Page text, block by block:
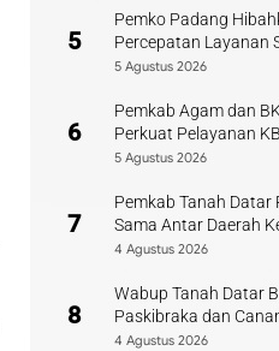
5
Pemko Padang
Percepatan Layanan
di Sumbar
5 Agustus 2026
6
Pemkab Agam dan
Perkuat Pelayanan
Bencana
5 Agustus 2026
7
Pemkab Tanah Datar
Sama Antar Daerah
4 Agustus 2026
8
Wabup Tanah Datar
Paskibraka dan
Bendera
4 Agustus 2026